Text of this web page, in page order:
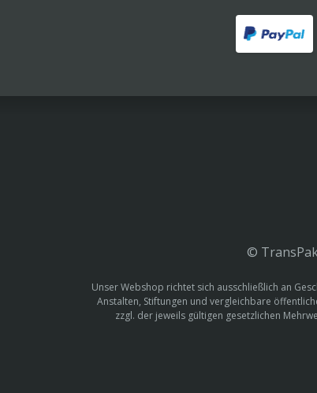
©
Unser Webshop richtet sich ausschließlich an
Anstalten, Stiftungen und vergleichbare
zzgl. der jeweils gültigen gesetzlichen